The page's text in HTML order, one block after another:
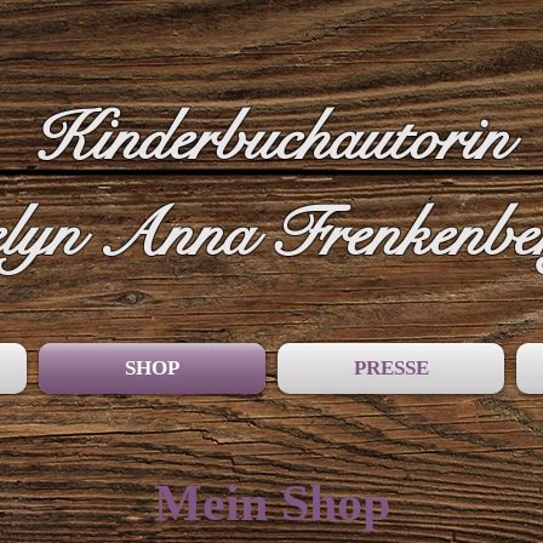
Kinderbuchautorin
Anna
SHOP PRESSE
Mein Shop